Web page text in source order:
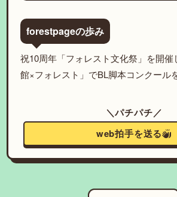
forestpageの歩み
祝10周年「フォレスト文化祭」を開
館×フォレスト」でBL脚本コンクール
＼パチパチ／
web拍手を送る